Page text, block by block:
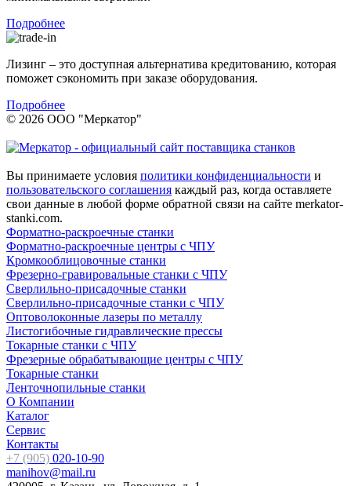
Подробнее
Лизинг – это доступная альтернатива кредитованию, которая
поможет сэкономить при заказе оборудования.
Подробнее
© 2026 ООО "Меркатор"
Вы принимаете условия политики конфиденциальности и
пользовательского соглашения каждый раз, когда оставляете
свои данные в любой форме обратной связи на сайте merkator-
stanki.com.
Форматно-раскроечные станки
Форматно-раскроечные центры с ЧПУ
Кромкооблицовочные cтанки
Фрезерно-гравировальные станки с ЧПУ
Сверлильно-присадочные станки
Сверлильно-присадочные станки с ЧПУ
Оптоволоконные лазеры по металлу
Листогибочные гидравлические прессы
Токарные станки с ЧПУ
Фрезерные обрабатывающие центры с ЧПУ
Токарные станки
Ленточнопильные станки
О Компании
Каталог
Сервис
Контакты
+7 (905) 020-10-90
manihov@mail.ru